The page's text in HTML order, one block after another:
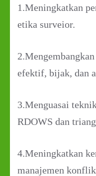
1.Meningkatkan
etika surveior.
efektif, bijak, dan
3.Menguasai
RDOWS dan
4.Meningkatkan
manajemen